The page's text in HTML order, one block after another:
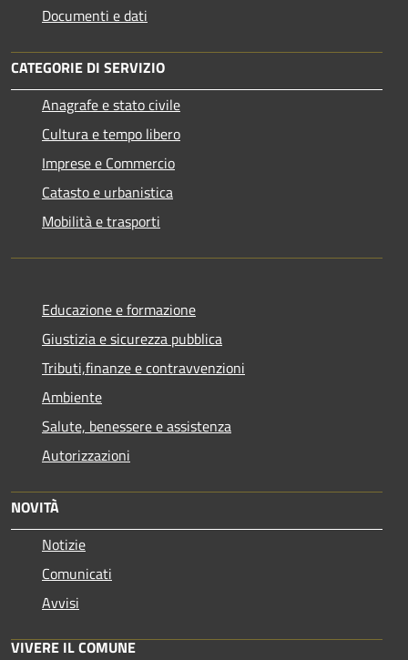
Documenti e dati
CATEGORIE DI SERVIZIO
Anagrafe e stato civile
Cultura e tempo libero
Imprese e Commercio
Catasto e urbanistica
Mobilità e trasporti
Educazione e formazione
Giustizia e sicurezza pubblica
Tributi,finanze e contravvenzioni
Ambiente
Salute, benessere e assistenza
Autorizzazioni
NOVITÀ
Notizie
Comunicati
Avvisi
VIVERE IL COMUNE